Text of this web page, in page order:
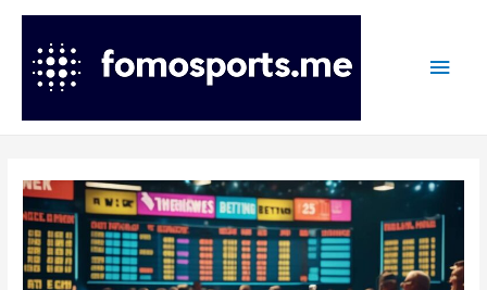
Main